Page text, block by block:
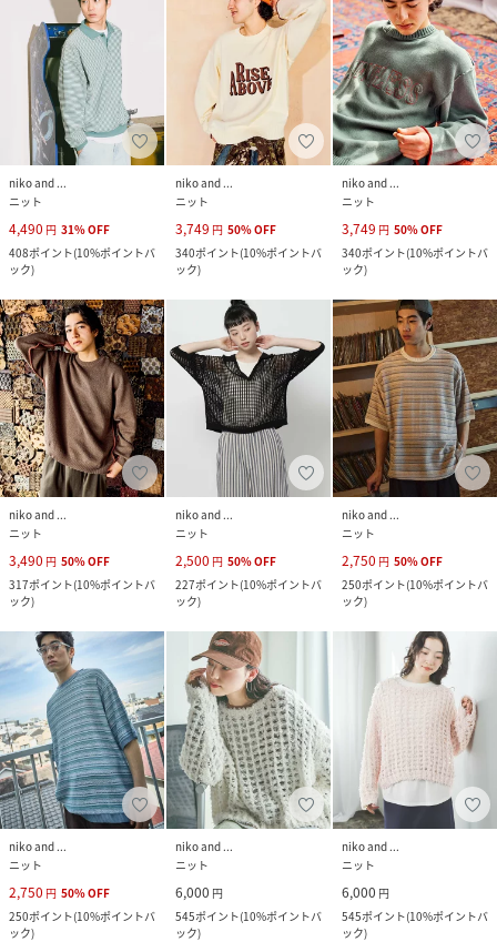
niko and ...
ニット
4,490 円 31%OFF
408ポイント(10%ポイントバ
ック)
niko and ...
ニット
3,749 円 50%OFF
340ポイント(10%ポイントバ
ック)
niko and ...
ニット
3,749 円 50%OFF
340ポイント(10%ポイントバ
ック)
niko and ...
ニット
3,490 円 50%OFF
317ポイント(10%ポイントバ
ック)
niko and ...
ニット
2,500 円 50%OFF
227ポイント(10%ポイントバ
ック)
niko and ...
ニット
2,750 円 50%OFF
250ポイント(10%ポイントバ
ック)
niko and ...
ニット
2,750 円 50%OFF
250ポイント(10%ポイントバ
ック)
niko and ...
ニット
6,000 円
545ポイント(10%ポイントバ
ック)
niko and ...
ニット
6,000 円
545ポイント(10%ポイントバ
ック)